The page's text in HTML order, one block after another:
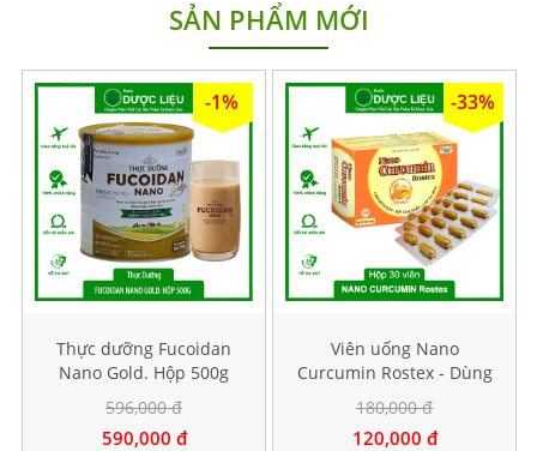
SẢN PHẨM MỚI
-1%
Thực dưỡng Fucoidan
Nano Gold. Hộp 500g
596,000 đ
590,000 đ
-33%
Viên uống Nano
Curcumin Rostex - Dùng
cho người bị bệnh dạ
dày. Hộp 30 viên
180,000 đ
120,000 đ